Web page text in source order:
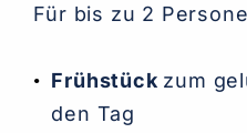
Für bis zu 2
Frühstück zum
den Tag